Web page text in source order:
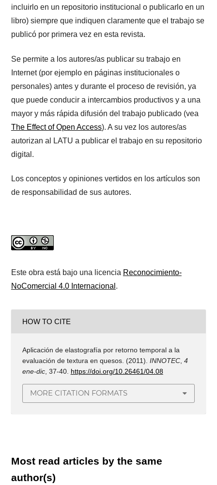
incluirlo en un repositorio institucional o publicarlo en un
libro) siempre que indiquen claramente que el trabajo se
publicó por primera vez en esta revista.
Se permite a los autores/as publicar su trabajo en
Internet (por ejemplo en páginas institucionales o
personales) antes y durante el proceso de revisión, ya
que puede conducir a intercambios productivos y a una
mayor y más rápida difusión del trabajo publicado (vea
The Effect of Open Access). A su vez los autores/as
autorizan al LATU a publicar el trabajo en su repositorio
digital.
Los conceptos y opiniones vertidos en los artículos son
de responsabilidad de sus autores.
Este obra está bajo una licencia Reconocimiento-
NoComercial 4.0 Internacional .
HOW TO CITE
Aplicación de elastografía por retorno temporal a la
evaluación de textura en quesos. (2011). INNOTEC, 4
ene-dic, 37-40. https://doi.org/10.26461/04.08
MORE CITATION FORMATS
Most read articles by the same
author(s)